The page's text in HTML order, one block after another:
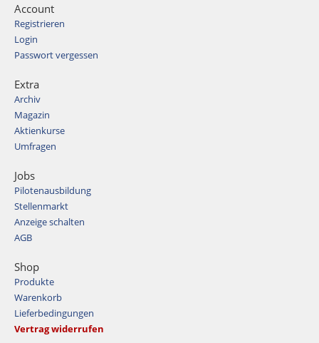
Account
Registrieren
Login
Passwort vergessen
Extra
Archiv
Magazin
Aktienkurse
Umfragen
Jobs
Pilotenausbildung
Stellenmarkt
Anzeige schalten
AGB
Shop
Produkte
Warenkorb
Lieferbedingungen
Vertrag widerrufen